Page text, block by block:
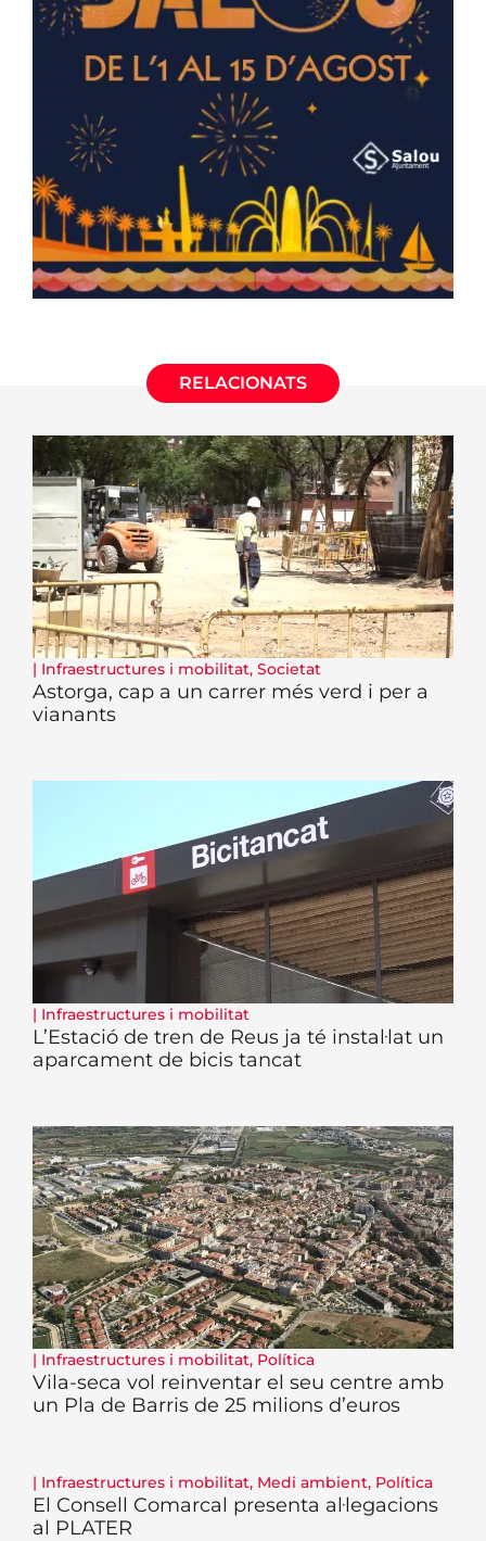
RELACIONATS
| Infraestructures i mobilitat, Societat
Astorga, cap a un carrer més verd i per a
vianants
| Infraestructures i mobilitat
L’Estació de tren de Reus ja té instal·lat un
aparcament de bicis tancat
| Infraestructures i mobilitat, Política
Vila-seca vol reinventar el seu centre amb
un Pla de Barris de 25 milions d’euros
| Infraestructures i mobilitat, Medi ambient, Política
El Consell Comarcal presenta al·legacions
al PLATER